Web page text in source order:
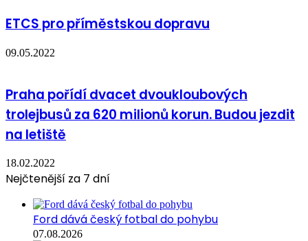
ETCS pro příměstskou dopravu
09.05.2022
Praha pořídí dvacet dvoukloubových
trolejbusů za 620 milionů korun. Budou jezdit
na letiště
18.02.2022
Nejčtenější za 7 dní
Ford dává český fotbal do pohybu
07.08.2026